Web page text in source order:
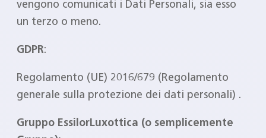
vengono comunicati i Dati Personali, sia esso
un terzo o meno.
GDPR:
Regolamento (UE) 2016/679 (Regolamento
generale sulla protezione dei dati personali) .
Gruppo EssilorLuxottica (o semplicemente